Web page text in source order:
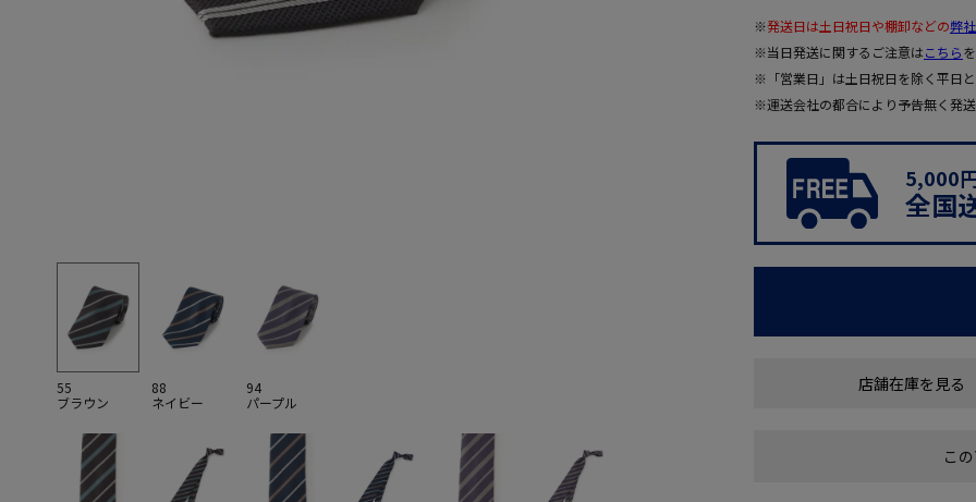
55
ブラウン
88
ネイビー
94
パープル
※発送日は土日祝日や棚卸などの弊
※当日発送に関するご注意はこちら
※「営業日」は土日祝日を除く平日
※運送会社の都合により予告無く発
5,000
全国
店舗在庫を見る
こ